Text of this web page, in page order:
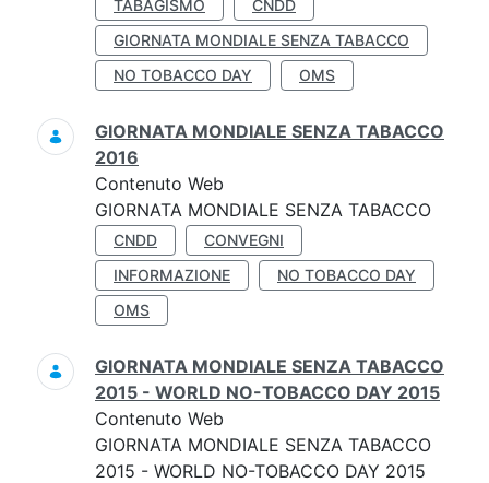
TABAGISMO
CNDD
GIORNATA MONDIALE SENZA TABACCO
NO TOBACCO DAY
OMS
GIORNATA MONDIALE SENZA TABACCO
2016
Contenuto Web
GIORNATA MONDIALE SENZA TABACCO
CNDD
CONVEGNI
INFORMAZIONE
NO TOBACCO DAY
OMS
GIORNATA MONDIALE SENZA TABACCO
2015 - WORLD NO-TOBACCO DAY 2015
Contenuto Web
GIORNATA MONDIALE SENZA TABACCO
2015 - WORLD NO-TOBACCO DAY 2015